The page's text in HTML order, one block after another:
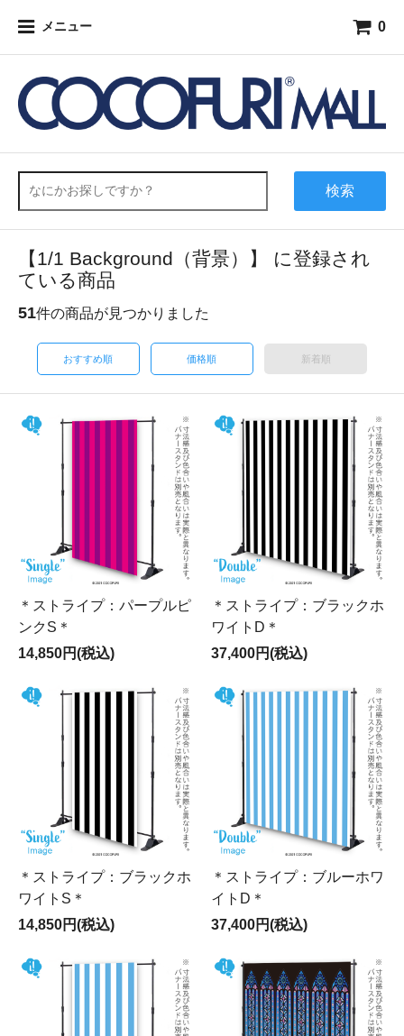
メニュー 0
検索
【1/1 Background（背景）】 に登録され
ている商品
51件の商品が見つかりました
おすすめ順 価格順 新着順
＊ストライプ：パープルピ
ンクS＊
14,850円(税込)
＊ストライプ：ブラックホ
ワイトD＊
37,400円(税込)
＊ストライプ：ブラックホ
ワイトS＊
14,850円(税込)
＊ストライプ：ブルーホワ
イトD＊
37,400円(税込)